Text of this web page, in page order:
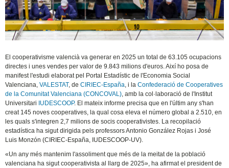
El cooperativisme valencià va generar en 2025 un total de 63.105 ocupacions
directes i unes vendes per valor de 9.843 milions d'euros. Així ho posa de
manifest l'estudi elaborat pel Portal Estadístic de l'Economia Social
Valenciana,VALESTAT, deCIRIEC-España, i laConfederació de Cooperatives
de la Comunitat Valenciana (CONCOVAL), amb la col·laboració de l'Institut
Universitari IUDESCOOP. El mateix informe precisa que en l'últim any s'han
creat 145 noves cooperatives, la qual cosa eleva el número global a 2.510, en
les quals s'integren 2,7 milions de socis cooperativistes. La recopilació
estadística ha sigut dirigida pels professors Antonio González Rojas i José
Luis Monzón (CIRIEC-España, IUDESCOOP-UV).
«Un any més mantenim l'assoliment que més de la meitat de la població
valenciana ha sigut cooperativista al llarg de 2025», ha afirmat el president de